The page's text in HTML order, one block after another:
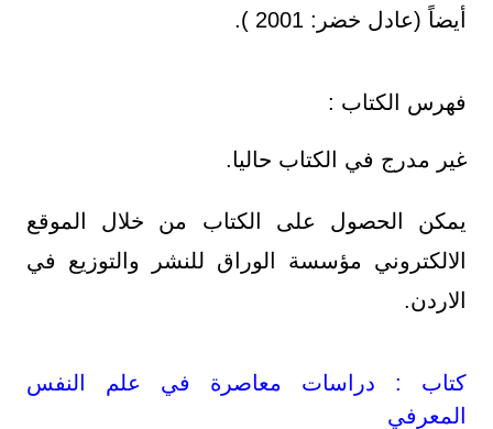
أيضاً (عادل خضر: 2001 ).
فهرس الكتاب :
غير مدرج في الكتاب حاليا.
يمكن الحصول على الكتاب من خلال الموقع
الالكتروني مؤسسة الوراق للنشر والتوزيع في
الاردن.
كتاب : دراسات معاصرة في علم النفس
المعرفي